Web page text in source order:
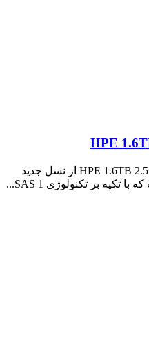
HPE
درایو SSD سرور HPE 1.6TB 2.5 SAS 12G WI SC از نسل جدید